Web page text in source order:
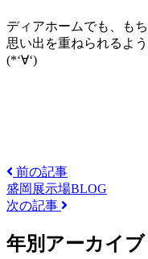
ディアホームでも、も
思い出を重ねられるよ
(*‘∀‘)
前の記事
盛岡展示場BLOG
次の記事
年別アーカイブ